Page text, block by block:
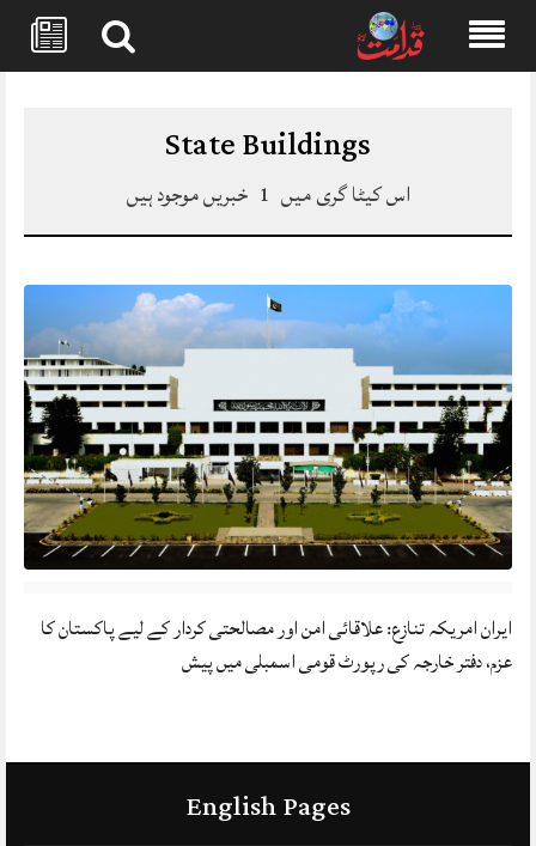
Skip
State Buildings
اس کیٹا گری میں 1 خبریں موجود ہیں
ایران امریکہ تنازع: علاقائی امن اور مصالحتی کردار کے لیے پاکستان کا
عزم، دفتر خارجہ کی رپورٹ قومی اسمبلی میں پیش
English Pages